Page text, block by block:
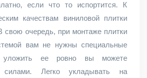
если что то испортится. К
качествам виниловой плитки
свою очередь, при монтаже плитки
вам не нужны специальные
уложить ее ровно вы можете
силами. Легко укладывать на